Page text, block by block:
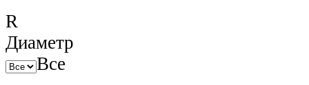
R
Диаметр
Все